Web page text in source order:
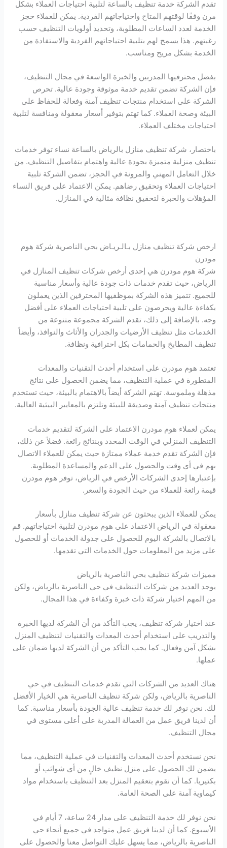
تقدم الشركة خدمة تنظيف بالساعة لتلبية احتياجات العملاء بشكل
مرن وفقًا لوقتهم المتاح واحتياجاتهم الفردية. يمكن للعملاء حجز
الخدمة لعدد الساعات المطلوبة، وتحديد أولويات التنظيف حسب
رغبتهم. هذا يسمح لهم بتلبية احتياجاتهم الفردية والاستفادة من
الخدمة بشكل مريح ومناسب.
بفضل محترفيها المدربين والخبرة الواسعة في مجال التنظيف،
فإن الشركة تضمن تقديم خدمة موثوقة وجودة عالية. تحرص
الشركة على استخدام منتجات تنظيف آمنة وفعالة للحفاظ على
البيئة وصحة العملاء. كما تهتم بتوفير أسعار معقولة ومنافسة لتلبية
احتياجات مختلف العملاء.
باختصار، شركة تنظيف منازل بالرياض بالساعة نساء توفر خدمات
تنظيف منزلية متميزة بجودة عالية واهتمام بتفاصيل التنظيف. من
خلال التعامل المهني والمرونة في الحجز، تضمن الشركة تلبية
احتياجات العملاء وتحقيق رضاهم. يمكن الاعتماد على فريق النساء
المؤهلات والخبرة لتحقيق نظافة مثالية في المنازل.
ارخص شركة تنظيف منازل بـالـريـاض بحي الناصرية شركة هوم
مودرن
شركة هوم مودرن هي إحدى أرخص شركات تنظيف المنازل في
الرياض، حيث تقدم خدمات ذات جودة عالية وأسعار مناسبة
للجميع. تتميز هذه الشركة بموظفيها المحترفين الذين يعملون
بكفاءة عالية ويحرصون على تلبية احتياجات العملاء على أفضل
وجه. بالإضافة إلى ذلك، تقدم الشركة مجموعة متنوعة من
الخدمات مثل تنظيف الأرضيات والجدران والأثاث والنوافذ، وأيضاً
تنظيف المطابخ والحمامات بكل احترافية ونظافة.
تعتمد هوم مودرن على استخدام أحدث التقنيات والمعدات
المتطورة في عملية التنظيف، مما يضمن الحصول على نتائج
مذهلة وملموسة. تهتم الشركة أيضاً بالاهتمام بالبيئة، حيث تستخدم
منتجات تنظيف آمنة وصديقة للبيئة وتلتزم بالمعايير البيئية العالية.
يمكن لعملاء هوم مودرن الاعتماد على الشركة لتقديم خدمات
التنظيف المنزلي في الوقت المحدد وبنتائج رائعة. فضلاً عن ذلك،
فإن الشركة تقدم خدمة عملاء ممتازة حيث يمكن للعملاء الاتصال
بهم في أي وقت والحصول على الدعم والمساعدة المطلوبة.
بإعتبارها إحدى الشركات الأرخص في الرياض، توفر هوم مودرن
قيمة رائعة للعملاء من حيث الجودة والسعر.
يمكن للعملاء الذين يبحثون عن شركة تنظيف منازل بأسعار
معقولة في الرياض الاعتماد على هوم مودرن لتلبية احتياجاتهم. قم
بالاتصال بالشركة اليوم للحصول على جدولة الخدمات أو للحصول
على مزيد من المعلومات حول الخدمات التي تقدمها.
مميزات شركة تنظيف بحي الناصرية بالرياض
يوجد العديد من شركات التنظيف في حي الناصرية بالرياض، ولكن
من المهم اختيار شركة ذات خبرة وكفاءة في هذا المجال.
عند اختيار شركة تنظيف، يجب التأكد من أن الشركة لديها الخبرة
والتدريب على استخدام أحدث المعدات والتقنيات لتنظيف المنزل
بشكل آمن وفعال. كما يجب التأكد من أن الشركة لديها ضمان على
عملها.
هناك العديد من الشركات التي تقدم خدمات التنظيف في حي
الناصرية بالرياض، ولكن شركة تنظيف الناصرية هي الخيار الأفضل
لك. نحن نوفر لك خدمة تنظيف عالية الجودة بأسعار مناسبة. كما
أن لدينا فريق عمل من العمالة المدربة على أعلى مستوى في
مجال التنظيف.
نحن نستخدم أحدث المعدات والتقنيات في عملية التنظيف، مما
يضمن لك الحصول على منزل نظيف خالٍ من أي شوائب أو
بكتيريا. كما أن نقوم بتعقيم المنزل بعد التنظيف باستخدام مواد
كيماوية آمنة على الصحة العامة.
نحن نوفر لك خدمة التنظيف على مدار 24 ساعة، 7 أيام في
الأسبوع. كما أن لدينا فريق عمل متواجد في جميع أنحاء حي
الناصرية بالرياض، مما يسهل عليك التواصل معنا والحصول على